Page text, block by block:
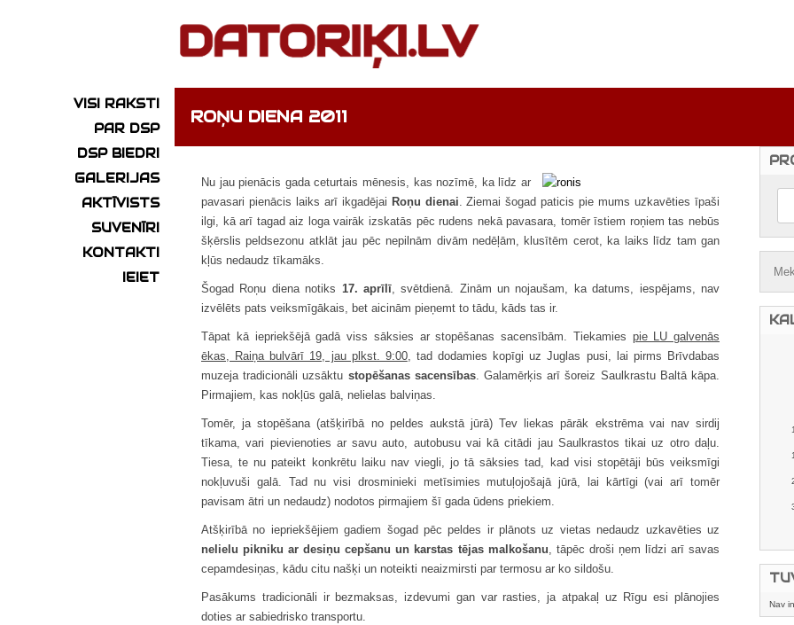
VISI RAKSTI
PAR DSP
DSP BIEDRI
GALERIJAS
AKTĪVISTS
SUVENĪRI
KONTAKTI
IEIET
ROŅU DIENA 2011
Nu jau pienācis gada ceturtais mēnesis, kas nozīmē, ka līdz ar
pavasari pienācis laiks arī ikgadējai Roņu dienai. Ziemai šogad paticis pie mums uzkavēties īpaši
ilgi, kā arī tagad aiz loga vairāk izskatās pēc rudens nekā pavasara, tomēr īstiem roņiem tas nebūs
šķērslis peldsezonu atklāt jau pēc nepilnām divām nedēļām, klusītēm cerot, ka laiks līdz tam gan
kļūs nedaudz tīkamāks.
Šogad Roņu diena notiks 17. aprīlī, svētdienā. Zinām un nojaušam, ka datums, iespējams, nav
izvēlēts pats veiksmīgākais, bet aicinām pieņemt to tādu, kāds tas ir.
Tāpat kā iepriekšējā gadā viss sāksies ar stopēšanas sacensībām. Tiekamies pie LU galvenās
ēkas, Raiņa bulvārī 19, jau plkst. 9:00, tad dodamies kopīgi uz Juglas pusi, lai pirms Brīvdabas
muzeja tradicionāli uzsāktu stopēšanas sacensības. Galamērķis arī šoreiz Saulkrastu Baltā kāpa.
Pirmajiem, kas nokļūs galā, nelielas balviņas.
Tomēr, ja stopēšana (atšķirībā no peldes aukstā jūrā) Tev liekas pārāk ekstrēma vai nav sirdij
tīkama, vari pievienoties ar savu auto, autobusu vai kā citādi jau Saulkrastos tikai uz otro daļu.
Tiesa, te nu pateikt konkrētu laiku nav viegli, jo tā sāksies tad, kad visi stopētāji būs veiksmīgi
nokļuvuši galā. Tad nu visi drosminieki metīsimies mutuļojošajā jūrā, lai kārtīgi (vai arī tomēr
pavisam ātri un nedaudz) nodotos pirmajiem šī gada ūdens priekiem.
Atšķirībā no iepriekšējiem gadiem šogad pēc peldes ir plānots uz vietas nedaudz uzkavēties uz
nelielu pikniku ar desiņu cepšanu un karstas tējas malkošanu, tāpēc droši ņem līdzi arī savas
cepamdesiņas, kādu citu našķi un noteikti neaizmirsti par termosu ar ko sildošu.
Pasākums tradicionāli ir bezmaksas, izdevumi gan var rasties, ja atpakaļ uz Rīgu esi plānojies
doties ar sabiedrisko transportu.
Nav